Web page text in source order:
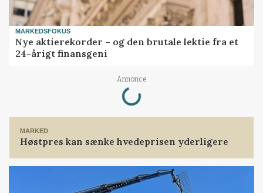
MARKEDSFOKUS
Nye aktierekorder – og den brutale lektie fra et
24-årigt finansgeni
Annonce
Loading...
MARKED
Høstpres kan sænke hvedeprisen yderligere